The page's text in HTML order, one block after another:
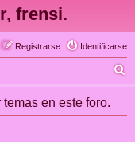
frensi.
Identificarse
Registrarse
en este foro.